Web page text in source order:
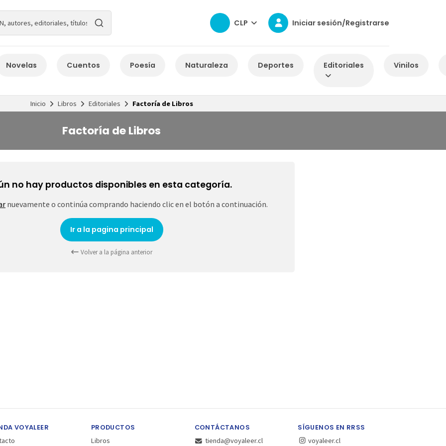
CLP Iniciar sesión/Registrarse
Novelas Cuentos Poesía Naturaleza Deportes Editoriales Vinilos
Inicio Libros Editoriales Factoría de Libros
Factoría de Libros
no hay productos disponibles en esta categoría.
nuevamente o continúa comprando haciendo clic en el botón a continuación.
Ir a la pagina principal
Volver a la página anterior
VOYALEER PRODUCTOS
Libros
CONTÁCTANOS
tienda@voyaleer.cl
SÍGUENOS EN RRSS
voyaleer.cl